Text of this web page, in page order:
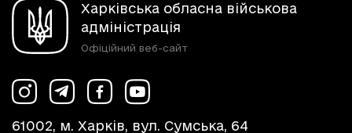
Харківська обласна військова
адміністрація
Офіційний веб-сайт
61002, м. Харків, вул. Сумська, 64